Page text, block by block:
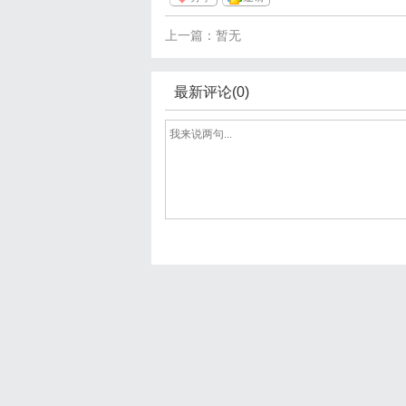
上一篇：暂无
最新评论(0)